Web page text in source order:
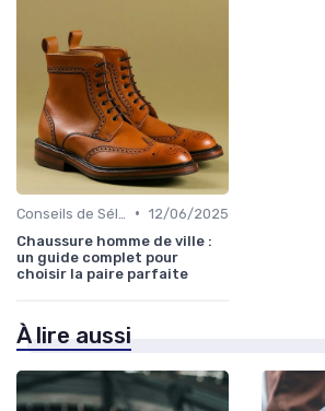
• 12/06/2025
Chaussure homme de ville :
un guide complet pour
choisir la paire parfaite
À lire aussi